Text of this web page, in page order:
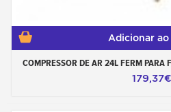
Adicionar
COMPRESSOR DE AR 24L FERM PARA
179,37€